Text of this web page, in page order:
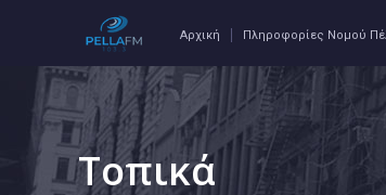
Αρχική Πληροφορίες Νομού
Τοπικά